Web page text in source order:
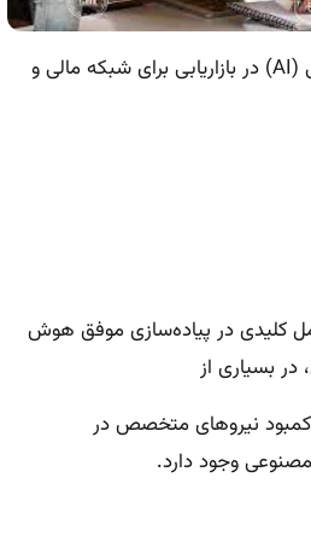
کاربردهوش مصنوعی (AI) در بازاریابی برای شبکه مالی و
کلیدی در پیاده‌سازی موفق هوش
بسیاری از
نیروهای متخصص در
وجود دارد.